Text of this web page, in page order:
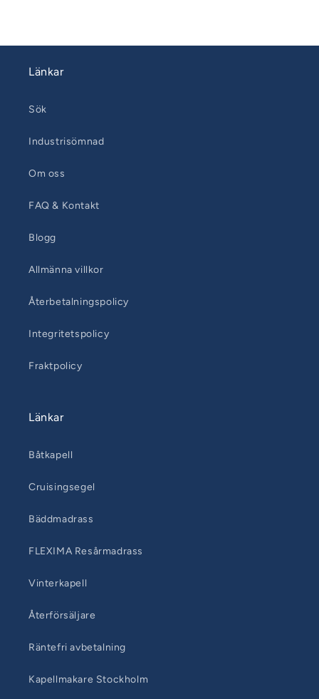
Länkar
Sök
Industrisömnad
Om oss
FAQ & Kontakt
Blogg
Allmänna villkor
Återbetalningspolicy
Integritetspolicy
Fraktpolicy
Länkar
Båtkapell
Cruisingsegel
Bäddmadrass
FLEXIMA Resårmadrass
Vinterkapell
Återförsäljare
Räntefri avbetalning
Kapellmakare Stockholm